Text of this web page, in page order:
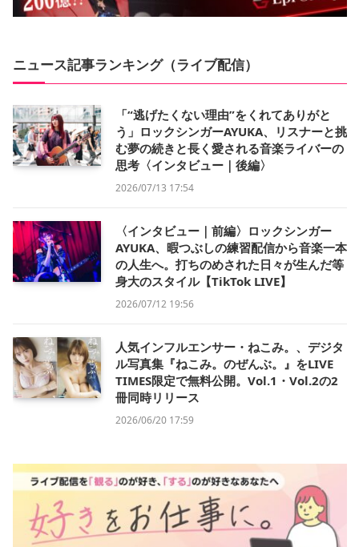
ニュース記事ランキング（ライブ配信）
「“逃げたくない理由”をくれてありがと
う」ロックシンガーAYUKA、リスナーと挑
む夢の続きと長く愛される音楽ライバーの
思考〈インタビュー｜後編〉
2026/07/13 17:54
〈インタビュー｜前編〉ロックシンガー
AYUKA、暇つぶしの練習配信から音楽一本
の人生へ。打ちのめされた日々が生んだ等
身大のスタイル【TikTok LIVE】
2026/07/12 19:56
人気インフルエンサー・ねこみ。、デジタ
ル写真集『ねこみ。のぜんぶ。』をLIVE
TIMES限定で無料公開。Vol.1・Vol.2の2
冊同時リリース
2026/06/20 17:59